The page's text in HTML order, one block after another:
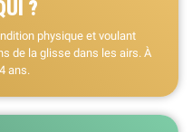
?
physique et voulant
de la glisse dans les airs. À
ans.